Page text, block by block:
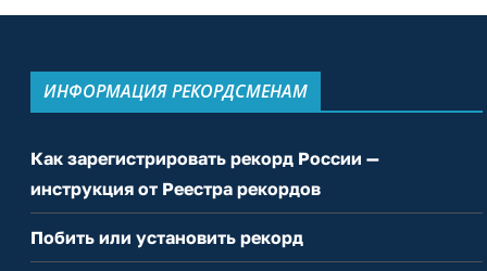
ИНФОРМАЦИЯ РЕКОРДСМЕНАМ
Как зарегистрировать рекорд России —
инструкция от Реестра рекордов
Побить или установить рекорд